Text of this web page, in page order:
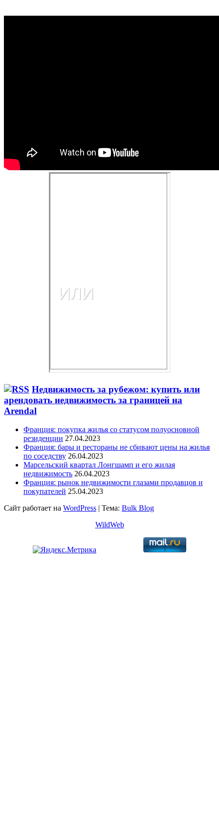
Недвижимость за рубежом: купить или
арендовать недвижимость за границей на
Arendal
Франция: покупка жилья со статусом полуосновной
резиденции 27.04.2023
Франция: бары и рестораны не сбивают цены на жилья
по соседству 26.04.2023
Марсельский квартал Лонгшамп и его жилая
недвижимость 26.04.2023
Франция: рынок недвижимости глазами продавцов и
покупателей 25.04.2023
Сайт работает на WordPress | Тема: Bulk Blog
WildWeb